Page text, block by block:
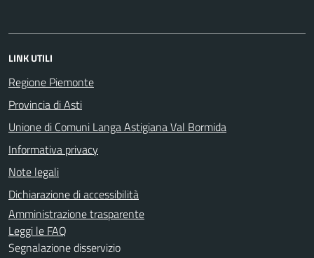
LINK UTILI
Regione Piemonte
Provincia di Asti
Unione di Comuni Langa Astigiana Val Bormida
Informativa privacy
Note legali
Dichiarazione di accessibilità
Amministrazione trasparente
Leggi le FAQ
Segnalazione disservizio